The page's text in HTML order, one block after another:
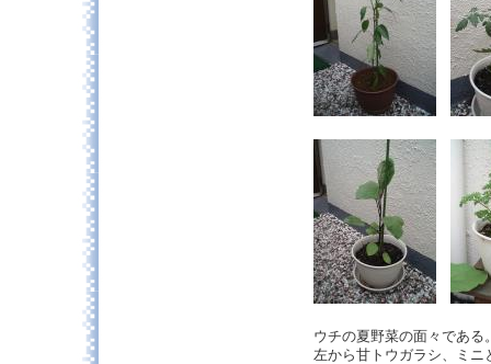
ウチの夏野菜の面々である
左から甘トウガラシ、ミニ